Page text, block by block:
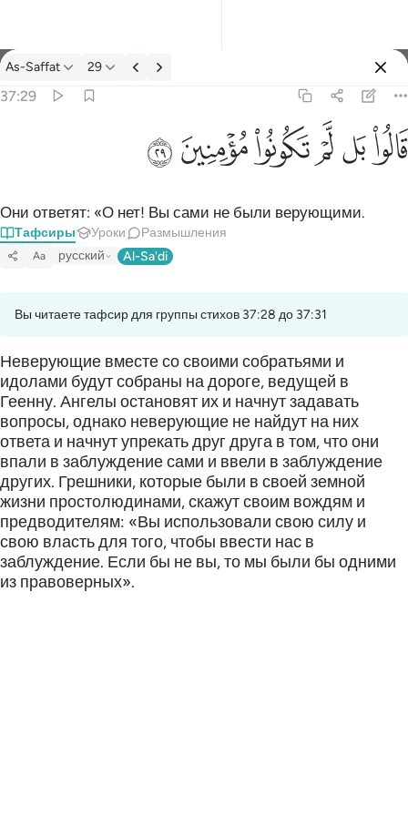
Тафсир: As-Saffat 37:29
As-Saffat 29
37:29
قَالُوا۟ بَل لَّمْ تَكُونُوا۟ مُؤْمِنِينَ ٢٩
ﱘﱙﱚﱛﱜﱝ
Они ответят: «О нет! Вы сами не были верующими.
Тафсиры Уроки Размышления
Aa русский Al-Sa'di
Вы читаете тафсир для группы стихов 37:28 до 37:31
Неверующие вместе со своими собратьями и
идолами будут собраны на дороге, ведущей в
Геенну. Ангелы остановят их и начнут задавать
вопросы, однако неверующие не найдут на них
ответа и начнут упрекать друг друга в том, что они
впали в заблуждение сами и ввели в заблуждение
других. Грешники, которые были в своей земной
жизни простолюдинами, скажут своим вождям и
предводителям: «Вы использовали свою силу и
свою власть для того, чтобы ввести нас в
заблуждение. Если бы не вы, то мы были бы одними
из правоверных».